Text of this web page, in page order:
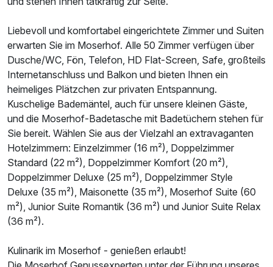
Doppelzimmer Deluxe
2 Erwachsene und 2 Kinder
Liebevoll und komfortabel eingerichtete Zimmer und Suiten
erwarten Sie im Moserhof. Alle 50 Zimmer verfügen über
Dusche/WC, Fön, Telefon, HD Flat-Screen, Safe, großteils
Internetanschluss und Balkon und bieten Ihnen ein
heimeliges Plätzchen zur privaten Entspannung.
Kuschelige Bademäntel, auch für unsere kleinen Gäste,
und die Moserhof-Badetasche mit Badetüchern stehen für
Sie bereit. Wählen Sie aus der Vielzahl an extravaganten
Hotelzimmern: Einzelzimmer (16 m²), Doppelzimmer
Standard (22 m²), Doppelzimmer Komfort (20 m²),
Doppelzimmer Deluxe (25 m²), Doppelzimmer Style
Deluxe (35 m²), Maisonette (35 m²), Moserhof Suite (60
m²), Junior Suite Romantik (36 m²) und Junior Suite Relax
(36 m²).
Kulinarik im Moserhof - genießen erlaubt!